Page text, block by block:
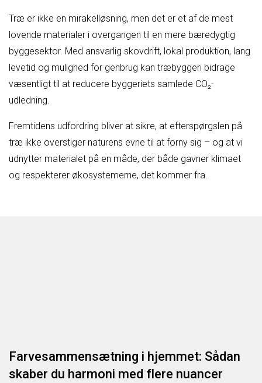
Træ er ikke en mirakelløsning, men det er et af de mest
lovende materialer i overgangen til en mere bæredygtig
byggesektor. Med ansvarlig skovdrift, lokal produktion, lang
levetid og mulighed for genbrug kan træbyggeri bidrage
væsentligt til at reducere byggeriets samlede CO₂-
udledning.
Fremtidens udfordring bliver at sikre, at efterspørgslen på
træ ikke overstiger naturens evne til at forny sig – og at vi
udnytter materialet på en måde, der både gavner klimaet
og respekterer økosystemerne, det kommer fra.
Farvesammensætning i hjemmet: Sådan
skaber du harmoni med flere nuancer